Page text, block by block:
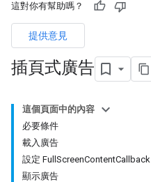
這對你有幫助嗎？
提供意見
插頁式廣告
這個頁面中的內容
必要條件
載入廣告
設定 FullScreenContentCallback
顯示廣告